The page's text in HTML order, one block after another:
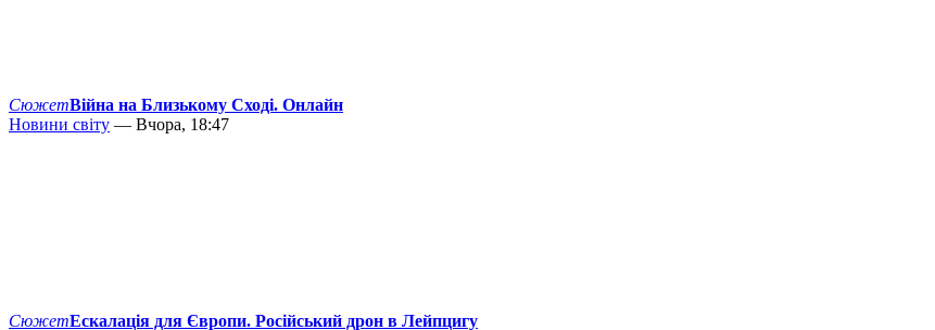
СюжетВійна на Близькому Сході. Онлайн
Новини світу — Вчора, 18:47
СюжетЕскалація для Європи. Російський дрон в Лейпцигу